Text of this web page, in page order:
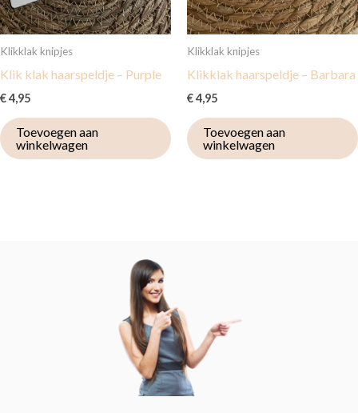
Klikklak knipjes
Klik klak haarspeldje – Purple
€4,95
Toevoegen aan
winkelwagen
Klikklak knipjes
Klikklak haarspeldje – Barbara
€4,95
Toevoegen aan
winkelwagen